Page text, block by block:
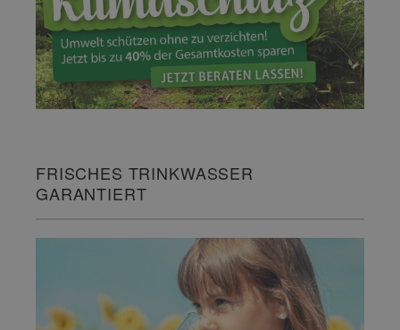
FRISCHES TRINKWASSER
GARANTIERT